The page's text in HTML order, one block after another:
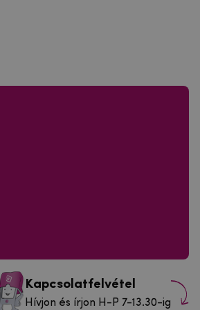
Kapcsolatfelvétel
Hívjon és írjon H-P 7-13.30-ig